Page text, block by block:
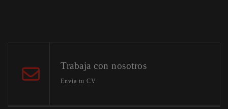
Trabaja con nosotros
Envía tu CV